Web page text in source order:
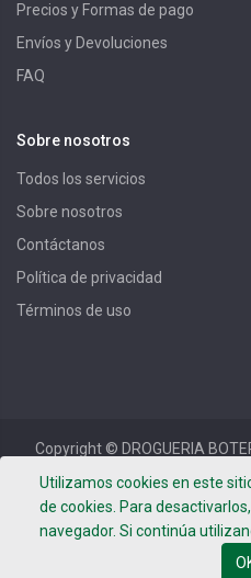
Utilizamos cookies en este
de cookies. Para
navegador. Si continúa
Precios y Formas de pago
Envíos y Devoluciones
FAQ
Sobre nosotros
Todos los servicios
Sobre nosotros
Contáctanos
Política de privacidad
Términos de uso
Copyright © DROGUERIA
Project -
Términos de uso -